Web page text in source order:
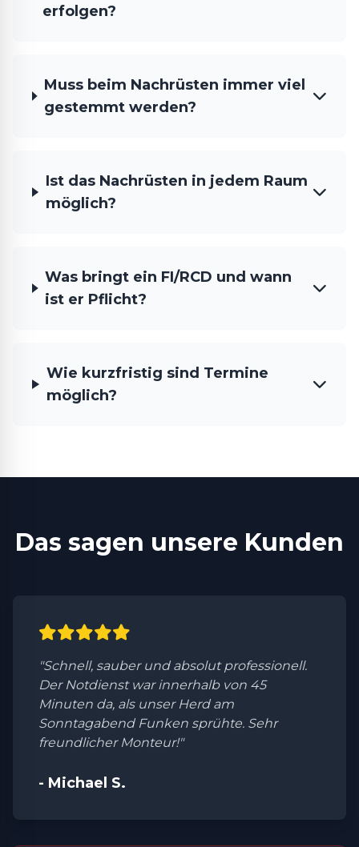
erfolgen?
Muss beim Nachrüsten immer viel
gestemmt werden?
Ist das Nachrüsten in jedem Raum
möglich?
Was bringt ein FI/RCD und wann
ist er Pflicht?
Wie kurzfristig sind Termine
möglich?
Das sagen unsere Kunden
"Schnell, sauber und absolut professionell.
Der Notdienst war innerhalb von 45
Minuten da, als unser Herd am
Sonntagabend Funken sprühte. Sehr
freundlicher Monteur!"
- Michael S.